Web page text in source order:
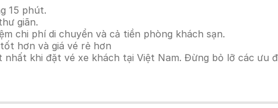
15 phút.
giãn.
chi phí di chuyển và cả tiền phòng khách sạn.
hơn và giá vé rẻ hơn
khi đặt vé xe khách tại Việt Nam. Đừng bỏ lỡ các ưu